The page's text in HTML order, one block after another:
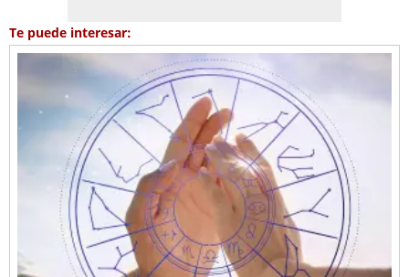
Te puede interesar: